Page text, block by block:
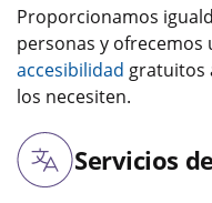
Proporcionamos
personas y ofrecemos
accesibilidad gratuitos
los necesiten.
Servicios